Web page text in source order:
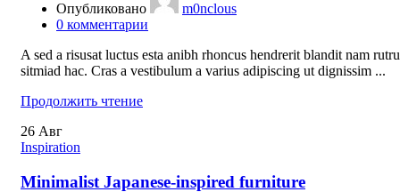
Опубликовано
m0nclous
0 комментарии
A sed a risusat luctus esta anibh rhoncus hendrerit blandit nam
sitmiad hac. Cras a vestibulum a varius adipiscing ut dignissim ...
Продолжить чтение
26 Авг
Inspiration
Minimalist Japanese-inspired furniture